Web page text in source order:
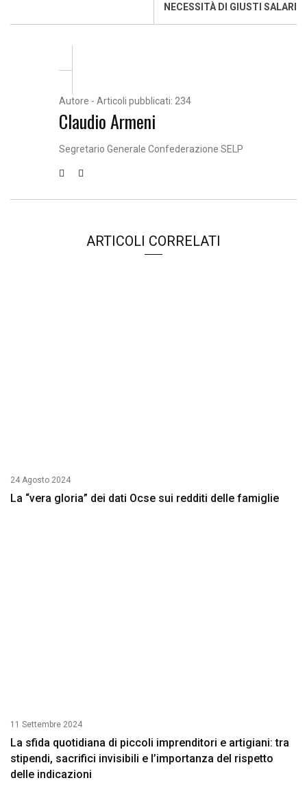
NECESSITÀ DI GIUSTI SALARI
Autore - Articoli pubblicati: 234
Claudio Armeni
Segretario Generale Confederazione SELP
ARTICOLI CORRELATI
24 Agosto 2024
La “vera gloria” dei dati Ocse sui redditi delle famiglie
11 Settembre 2024
La sfida quotidiana di piccoli imprenditori e artigiani: tra
stipendi, sacrifici invisibili e l’importanza del rispetto
delle indicazioni